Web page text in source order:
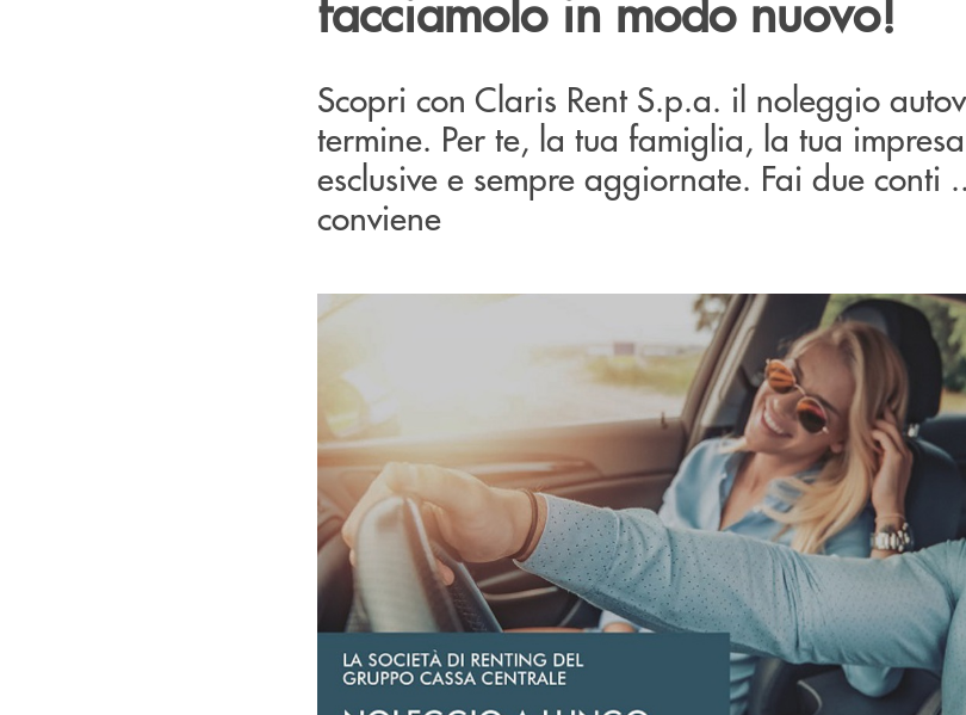
Scopri con Claris Rent S.p.a. il noleggio
termine. Per te, la tua famiglia, la tua
esclusive e sempre aggiornate. Fai due conti
conviene